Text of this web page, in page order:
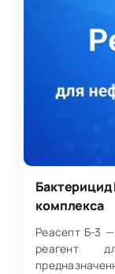
Бактерицид
комплекса
Реасепт Б-3
реагент